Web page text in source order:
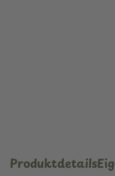
Produktdetails